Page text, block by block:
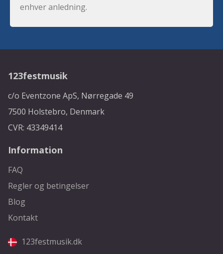
enhver anledning.
123festmusik
c/o Eventzone ApS, Nørregade 49
7500 Holstebro, Denmark
CVR: 43349414
Information
FAQ
Regler og betingelser
Blog
Kontakt
123festmusik.dk